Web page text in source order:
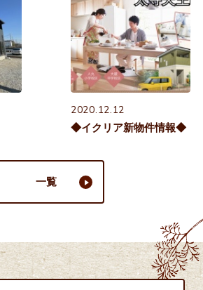
2020.12.12
◆イクリア新物件情報◆
一覧